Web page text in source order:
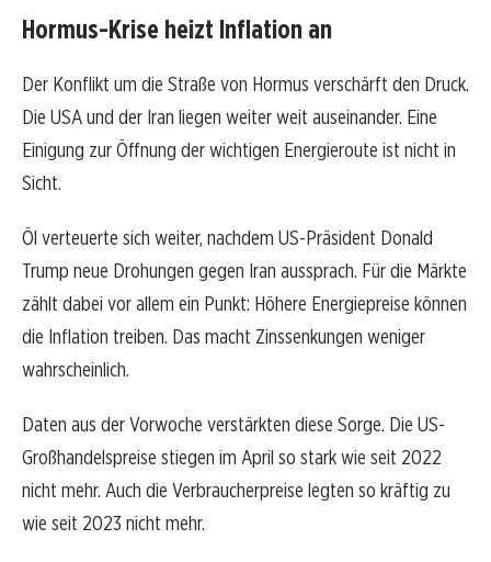
Hormus-Krise heizt Inflation an
Der Konflikt um die Straße von Hormus verschärft den Druck.
Die USA und der Iran liegen weiter weit auseinander. Eine
Einigung zur Öffnung der wichtigen Energieroute ist nicht in
Sicht.
Öl verteuerte sich weiter, nachdem US-Präsident Donald
Trump neue Drohungen gegen Iran aussprach. Für die Märkte
zählt dabei vor allem ein Punkt: Höhere Energiepreise können
die Inflation treiben. Das macht Zinssenkungen weniger
wahrscheinlich.
Daten aus der Vorwoche verstärkten diese Sorge. Die US-
Großhandelspreise stiegen im April so stark wie seit 2022
nicht mehr. Auch die Verbraucherpreise legten so kräftig zu
wie seit 2023 nicht mehr.